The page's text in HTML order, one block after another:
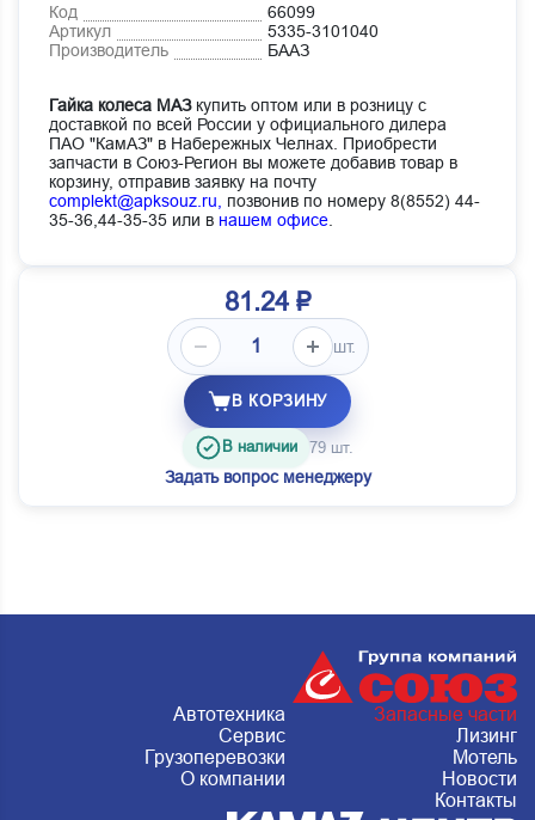
Код
66099
Артикул
5335-3101040
Производитель
БААЗ
Гайка колеса МАЗкупить оптом или в розницу с
доставкой по всей России у официального дилера
ПАО "КамАЗ" в Набережных Челнах. Приобрести
запчасти в Союз-Регион вы можете добавив товар в
корзину, отправив заявку на почту
complekt@apksouz.ru,
позвонив по номеру 8(8552) 44-
35-36,44-35-35 или в нашем офисе
81.24 ₽
шт.
В КОРЗИНУ
В наличии 79 шт.
Задать вопрос менеджеру
Автотехника
Запасные части
Сервис
Лизинг
Грузоперевозки
Мотель
О компании
Новости
Контакты